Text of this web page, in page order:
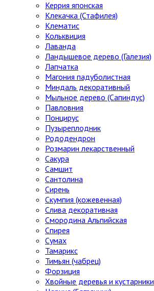
Керрия японская
Клекачка (Стафилея)
Клематис
Кольквиция
Лаванда
Ландышевое дерево (Галезия)
Лапчатка
Магония падуболистная
Миндаль декоративный
Мыльное дерево (Сапиндус)
Павловния
Понцирус
Пузыреплодник
Рододендрон
Розмарин лекарственный
Сакура
Самшит
Сантолина
Сирень
Скумпия (кожевенная)
Слива декоративная
Смородина Альпийская
Спирея
Сумах
Тамарикс
Тимьян (чабрец)
Форзиция
Хвойные деревья и кустарники